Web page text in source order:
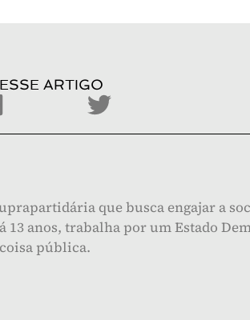
ARTIGO
que busca engajar a
anos, trabalha por um Estado
pública.